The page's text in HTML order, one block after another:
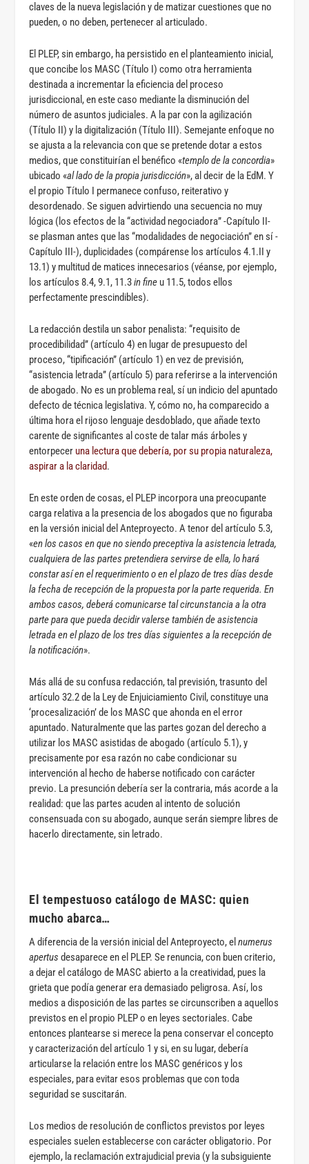
claves de la nueva legislación y de matizar cuestiones que no
pueden, o no deben, pertenecer al articulado.
El PLEP, sin embargo, ha persistido en el planteamiento inicial,
que concibe los MASC (Título I) como otra herramienta
destinada a incrementar la eficiencia del proceso
jurisdiccional, en este caso mediante la disminución del
número de asuntos judiciales. A la par con la agilización
(Título II) y la digitalización (Título III). Semejante enfoque no
se ajusta a la relevancia con que se pretende dotar a estos
medios, que constituirían el benéfico «templo de la concordia»
ubicado «al lado de la propia jurisdicción», al decir de la EdM. Y
el propio Título I permanece confuso, reiterativo y
desordenado. Se siguen advirtiendo una secuencia no muy
lógica (los efectos de la “actividad negociadora” -Capítulo II-
se plasman antes que las “modalidades de negociación” en sí -
Capítulo III-), duplicidades (compárense los artículos 4.1.II y
13.1) y multitud de matices innecesarios (véanse, por ejemplo,
los artículos 8.4, 9.1, 11.3in fine u 11.5, todos ellos
perfectamente prescindibles).
La redacción destila un sabor penalista: “requisito de
procedibilidad” (artículo 4) en lugar de presupuesto del
proceso, “tipificación” (artículo 1) en vez de previsión,
“asistencia letrada” (artículo 5) para referirse a la intervención
de abogado. No es un problema real, sí un indicio del apuntado
defecto de técnica legislativa. Y, cómo no, ha comparecido a
última hora el rijoso lenguaje desdoblado, que añade texto
carente de significantes al coste de talar más árboles y
entorpecer una lectura que debería, por su propia naturaleza,
aspirar a la claridad.
En este orden de cosas, el PLEP incorpora una preocupante
carga relativa a la presencia de los abogados que no figuraba
en la versión inicial del Anteproyecto. A tenor del artículo 5.3,
«en los casos en que no siendo preceptiva la asistencia letrada,
cualquiera de las partes pretendiera servirse de ella, lo hará
constar así en el requerimiento o en el plazo de tres días desde
la fecha de recepción de la propuesta por la parte requerida. En
ambos casos, deberá comunicarse tal circunstancia a la otra
parte para que pueda decidir valerse también de asistencia
letrada en el plazo de los tres días siguientes a la recepción de
la notificación».
Más allá de su confusa redacción, tal previsión, trasunto del
artículo 32.2 de la Ley de Enjuiciamiento Civil, constituye una
‘procesalización’ de los MASC que ahonda en el error
apuntado. Naturalmente que las partes gozan del derecho a
utilizar los MASC asistidas de abogado (artículo 5.1), y
precisamente por esa razón no cabe condicionar su
intervención al hecho de haberse notificado con carácter
previo. La presunción debería ser la contraria, más acorde a la
realidad: que las partes acuden al intento de solución
consensuada con su abogado, aunque serán siempre libres de
hacerlo directamente, sin letrado.
El tempestuoso catálogo de MASC: quien
mucho abarca…
A diferencia de la versión inicial del Anteproyecto, elnumerus
apertus desaparece en el PLEP. Se renuncia, con buen criterio,
a dejar el catálogo de MASC abierto a la creatividad, pues la
grieta que podía generar era demasiado peligrosa. Así, los
medios a disposición de las partes se circunscriben a aquellos
previstos en el propio PLEP o en leyes sectoriales. Cabe
entonces plantearse si merece la pena conservar el concepto
y caracterización del artículo 1 y si, en su lugar, debería
articularse la relación entre los MASC genéricos y los
especiales, para evitar esos problemas que con toda
seguridad se suscitarán.
Los medios de resolución de conflictos previstos por leyes
especiales suelen establecerse con carácter obligatorio. Por
ejemplo, la reclamación extrajudicial previa (y la subsiguiente